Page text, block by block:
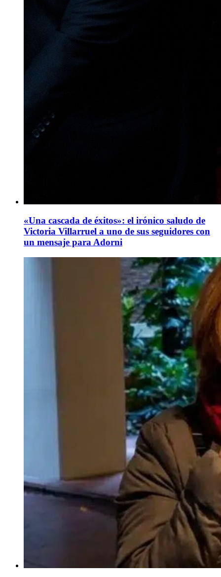
«Una cascada de éxitos»: el irónico saludo de
Victoria Villarruel a uno de sus seguidores con
un mensaje para Adorni